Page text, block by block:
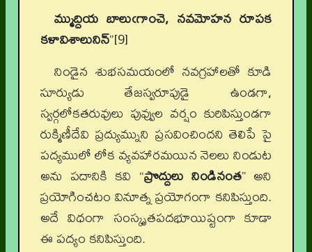
మ్ముద్దియ బాలుఁగాంచె, నవమోహన రూపక
కళావిశాలునిన్”[9]
నిండైన శుభసమయంలో నవగ్రహాలతో కూడి
సూర్యుడు తేజస్వరూపుడై ఉండగా,
స్వర్గలోకతరువులు పువ్వుల వర్షం కురిపిస్తుండగా
రుక్మిణీదేవి ప్రద్యుమ్నుని ప్రసవించిందని తెలిపే పై
పద్యములో లోక వ్యవహారమయిన నెలలు నిండుట
అను పదానికి కవి “ప్రొద్దులు నిండినంత” అని
ప్రయోగించటం వినూత్న ప్రయోగంగా కనిపిస్తుంది.
అదే విధంగా సంస్కృతపదభూయిష్టంగా కూడా
ఈ పద్యం కనిపిస్తుంది.